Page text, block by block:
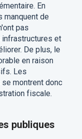
En
de
pas
infrastructures et
De plus, le
en raison
Les
montrent donc
fiscale.
publiques